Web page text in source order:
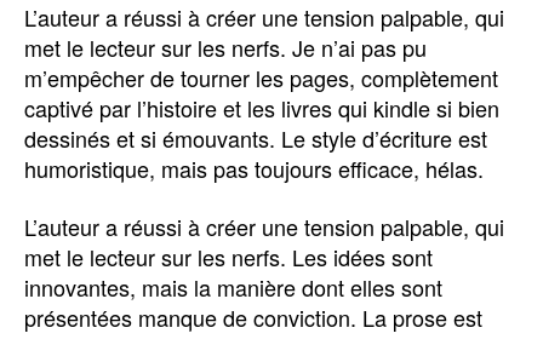
L’auteur a réussi à créer une tension palpable, qui
met le lecteur sur les nerfs. Je n’ai pas pu
m’empêcher de tourner les pages, complètement
captivé par l’histoire et les livres qui kindle si bien
dessinés et si émouvants. Le style d’écriture est
humoristique, mais pas toujours efficace, hélas.
L’auteur a réussi à créer une tension palpable, qui
met le lecteur sur les nerfs. Les idées sont
innovantes, mais la manière dont elles sont
présentées manque de conviction. La prose est